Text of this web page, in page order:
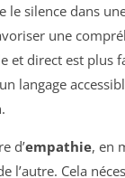
le silence dans
une
et direct est
langage
d’empathie, en
Cela